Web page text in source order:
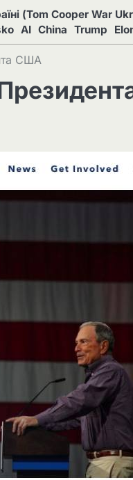
(Tom Cooper War
AI China Trump
США